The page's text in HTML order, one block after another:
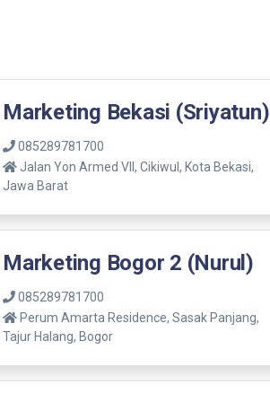
Marketing Bekasi (Sriyatun)
085289781700
Jalan Yon Armed VII, Cikiwul, Kota Bekasi,
Jawa Barat
Marketing Bogor 2 (Nurul)
085289781700
Perum Amarta Residence, Sasak Panjang,
Tajur Halang, Bogor